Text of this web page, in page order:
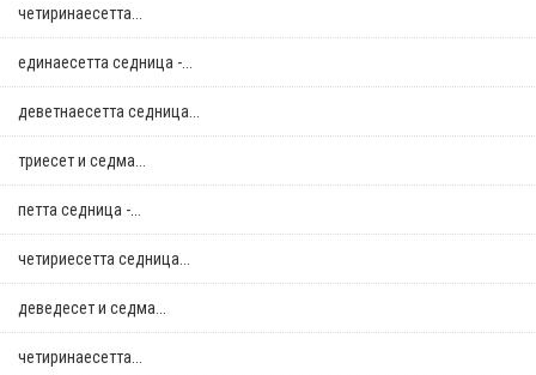
четиринаесетта...
единаесетта седница -...
деветнаесетта седница...
триесет и седма...
петта седница -...
четириесетта седница...
деведесет и седма...
четиринаесетта...